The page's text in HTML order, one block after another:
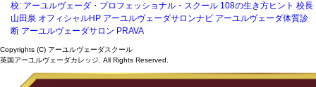
校: アーユルヴェーダ・プロフェッショナル・スクール 108の生き方ヒント 校長
山田泉 オフィシャルHP アーユルヴェーダサロンナビ アーユルヴェーダ体質診
断 アーユルヴェーダサロン PRAVA
Copyrights (C) アーユルヴェーダスクール
英国アーユルヴェーダカレッジ. All Rights Reserved.